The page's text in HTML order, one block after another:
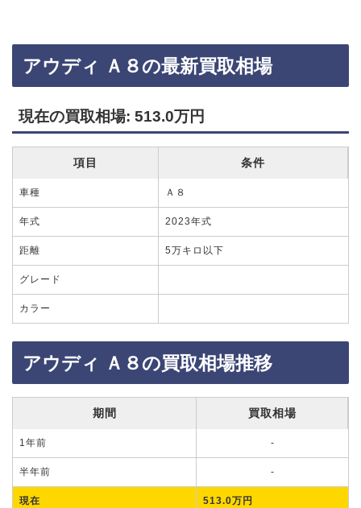
アウディ Ａ８の最新買取相場
現在の買取相場: 513.0万円
項目 条件
車種 Ａ８
年式 2023年式
距離 5万キロ以下
グレード
カラー
アウディ Ａ８の買取相場推移
期間 買取相場
1年前 -
半年前 -
現在 513.0万円